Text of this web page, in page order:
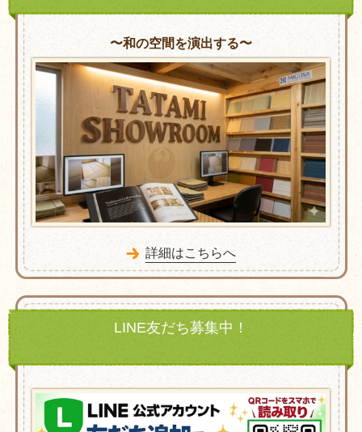
〜和の空間を演出する〜
詳細はこちらへ
LINE友だち募集中！